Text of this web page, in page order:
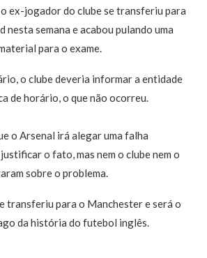
o ex-jogador do clube se transferiu para
nesta semana e acabou pulando uma
para o exame.
o clube deveria informar a entidade
de horário, o que não ocorreu.
o Arsenal irá alegar uma falha
o fato, mas nem o clube nem o
sobre o problema.
transferiu para o Manchester e será o
da história do futebol inglês.